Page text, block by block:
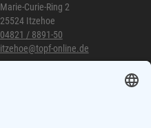
Marie-Curie-Ring 2
25524 Itzehoe
04821 / 8891-50
itzehoe@topf-online.de